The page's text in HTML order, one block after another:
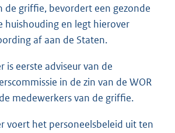
de griffie, bevordert een gezonde
huishouding en legt hierover
af aan de Staten.
is eerste adviseur van de
in de zin van de WOR
medewerkers van de griffie.
voert het personeelsbeleid uit ten